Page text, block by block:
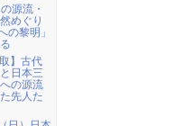
源流・
めぐり
の黎明」
】古代
日本三
の源流
先人た